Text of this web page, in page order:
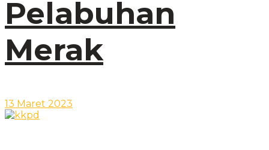
Pelabuhan
Merak
13 Maret 2023